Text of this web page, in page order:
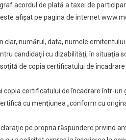
acordul de plată a taxei de
afișat pe pagina de internet
numărul, data, numele
candidaţii cu dizabilităţi, în situaţia
de copia certificatului de
copia certificatului de încadrare într-
cu menţiunea „conform cu
pe propria răspundere privind